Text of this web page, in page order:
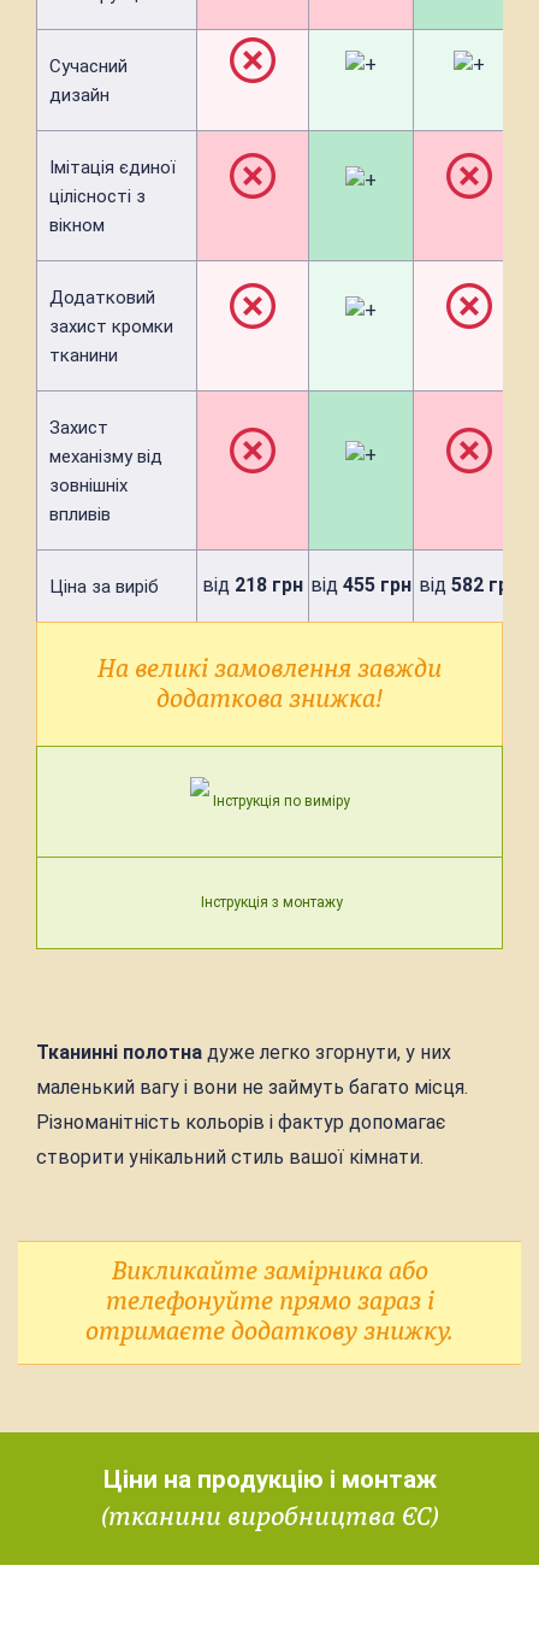
Сучасний
дизайн
Імітація єдиної
цілісності з
вікном
Додатковий
захист кромки
тканини
Захист
механізму від
зовнішніх
впливів
Ціна за виріб від 218 грн від 455 грн від 582 грн
На великі замовлення завжди
додаткова знижка!
Інструкція по виміру
Інструкція з монтажу
Тканинні полотна дуже легко згорнути, у них
маленький вагу і вони не займуть багато місця.
Різноманітність кольорів і фактур допомагає
створити унікальний стиль вашої кімнати.
Викликайте замірника або
телефонуйте прямо зараз і
отримаєте додаткову знижку.
Ціни на продукцію і монтаж
(тканини виробництва ЄС)